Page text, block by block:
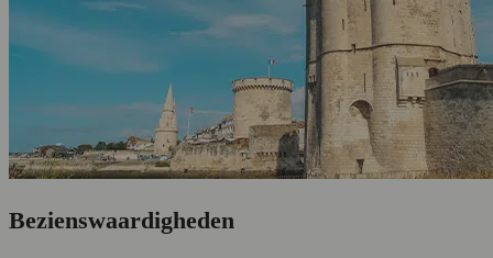
Bezienswaardigheden